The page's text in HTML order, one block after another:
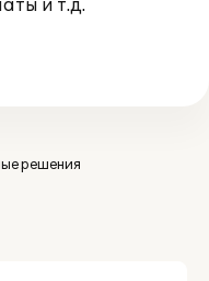
и т.д.
решения